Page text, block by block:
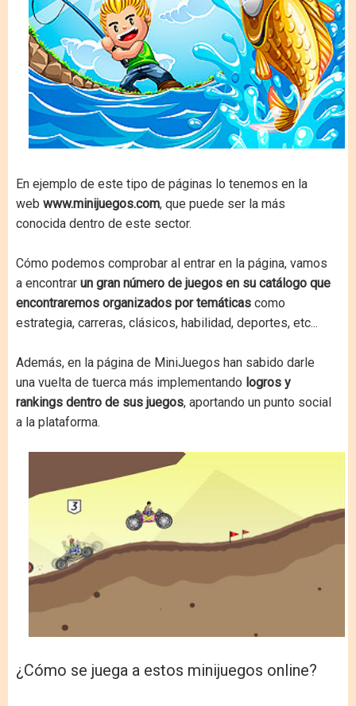
En ejemplo de este tipo de páginas lo tenemos en la
web www.minijuegos.com, que puede ser la más
conocida dentro de este sector.
Cómo podemos comprobar al entrar en la página, vamos
a encontrar un gran número de juegos en su catálogo que
encontraremos organizados por temáticas como
estrategia, carreras, clásicos, habilidad, deportes, etc...
Además, en la página de MiniJuegos han sabido darle
una vuelta de tuerca más implementando logros y
rankings dentro de sus juegos, aportando un punto social
a la plataforma.
¿Cómo se juega a estos minijuegos online?